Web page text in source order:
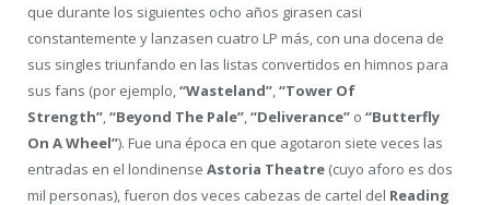
que durante los siguientes ocho años girasen casi
constantemente y lanzasen cuatro LP más, con una docena de
sus singles triunfando en las listas convertidos en himnos para
sus fans (por ejemplo,“Wasteland”,“Tower Of
Strength”,“Beyond The Pale”,“Deliverance” o “Butterfly
On A Wheel”). Fue una época en que agotaron siete veces las
entradas en el londinense Astoria Theatre (cuyo aforo es dos
mil personas), fueron dos veces cabezas de cartel del Reading